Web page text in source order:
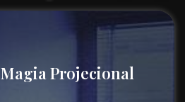
Magia Projecional